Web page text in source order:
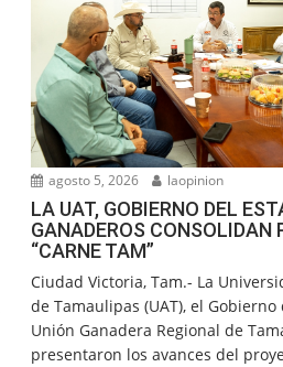
agosto 5, 2026 laopinion
LA UAT, GOBIERNO DEL
GANADEROS CONSOLIDAN
“CARNE TAM”
Ciudad Victoria, Tam.- La
de Tamaulipas (UAT), el Gobierno
Unión Ganadera Regional de
presentaron los avances del